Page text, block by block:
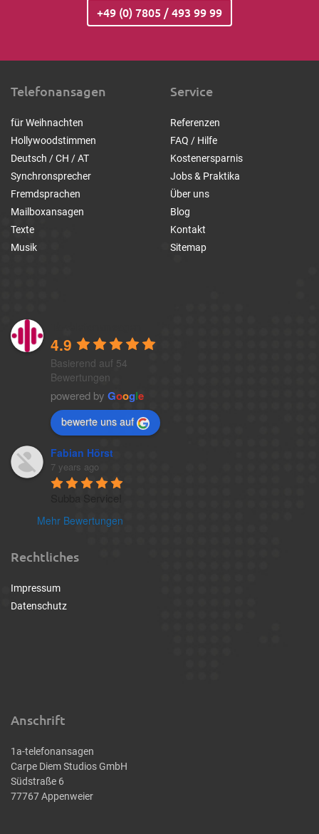
+49 (0) 7805 / 493 99 99
Telefonansagen
für Weihnachten
Hollywoodstimmen
Deutsch / CH / AT
Synchronsprecher
Fremdsprachen
Mailboxansagen
Texte
Musik
4.9
Basierend auf 54
Bewertungen
powered by Google
bewerte uns auf
Fabian Hörst
7 years ago
Mehr Bewertungen
Service
Referenzen
FAQ / Hilfe
Kostenersparnis
Jobs & Praktika
Über uns
Blog
Kontakt
Sitemap
Rechtliches
Impressum
Datenschutz
Anschrift
1a-telefonansagen
Carpe Diem Studios GmbH
Südstraße 6
77767 Appenweier